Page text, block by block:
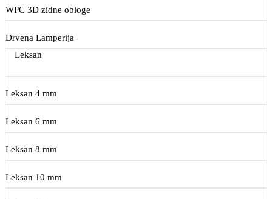
WPC 3D zidne obloge
Drvena Lamperija
Leksan
Leksan 4 mm
Leksan 6 mm
Leksan 8 mm
Leksan 10 mm